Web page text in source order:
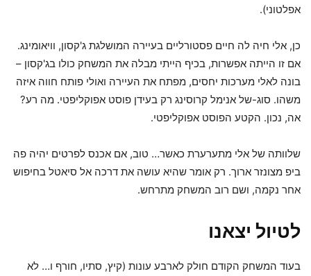
אפלטוני).
כן, אלי חיה לה חיים פסטורליים בעיירה המושלגת ג'קסון, וויאומינג.
אם זו הייתה אפשרות, בכיף הייתי מבלה את המשחק כולו בג'קסון –
בונה לאלי מערכות יחסים, מפתח את העיירה ואולי פותח חווה איזה
משהו. סוג-של אנימל קרוסינג רק בעידן פוסט אפוקליפטי. מה רע?
אה, נכון. הקטע הפוסט אפוקליפטי.
שלוותה של אלי מתערערת כאשר… טוב, אם אכנס לפרטים יהיה פה
ביפ מצונזר ארוך. רק אומר שהיא עושה את דרכה אל סיאטל בחיפוש
אחר נקמה, ושם רוב המשחק מתרחש.
לטיול יצאנו
בעוד המשחק הקודם חולק לארבע עונות (קיץ, סתיו, חורף ו… לא